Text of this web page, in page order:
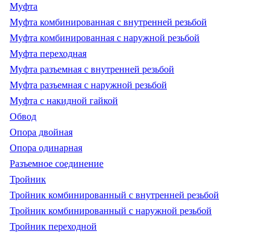
Муфта
Муфта комбинированная с внутренней резьбой
Муфта комбинированная с наружной резьбой
Муфта переходная
Муфта разъемная с внутренней резьбой
Муфта разъемная с наружной резьбой
Муфта с накидной гайкой
Обвод
Опора двойная
Опора одинарная
Разъемное соединение
Тройник
Тройник комбинированный с внутренней резьбой
Тройник комбинированный с наружной резьбой
Тройник переходной